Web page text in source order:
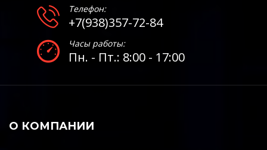
Телефон:
+7(938)357-72-84
Часы работы:
Пн. - Пт.: 8:00 - 17:00
О КОМПАНИИ